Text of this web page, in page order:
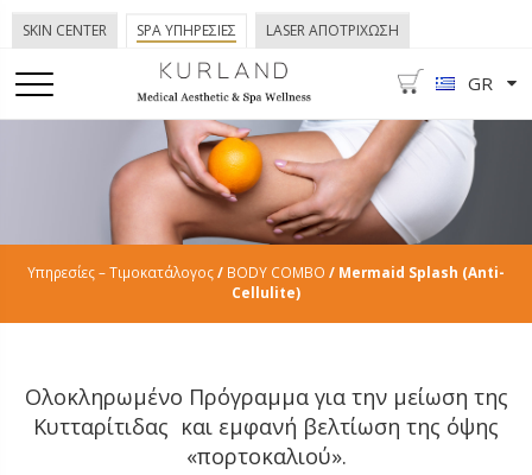
GR
SKIN CENTER SPA ΥΠΗΡΕΣΙΕΣ LASER ΑΠΟΤΡΙΧΩΣΗ
Υπηρεσίες – Τιμοκατάλογος/ BODY COMBO / Mermaid Splash (Anti-
Cellulite)
Ολοκληρωμένο Πρόγραμμα για την μείωση της
Κυτταρίτιδας και εμφανή βελτίωση της όψης
«πορτοκαλιού».